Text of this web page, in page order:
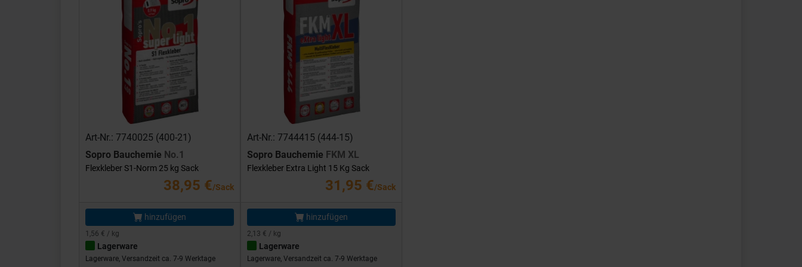
Art-Nr.: 7740025 (400-21)
Sopro Bauchemie No.1
Flexkleber S1-Norm 25 kg Sack
38,95 €/Sack
hinzufügen
1,56 € / kg
Lagerware
Lagerware, Versandzeit ca. 7-9 Werktage
Art-Nr.: 7744415 (444-15)
Sopro Bauchemie FKM XL
Flexkleber Extra Light 15 Kg Sack
31,95 €/Sack
hinzufügen
2,13 € / kg
Lagerware
Lagerware, Versandzeit ca. 7-9 Werktage